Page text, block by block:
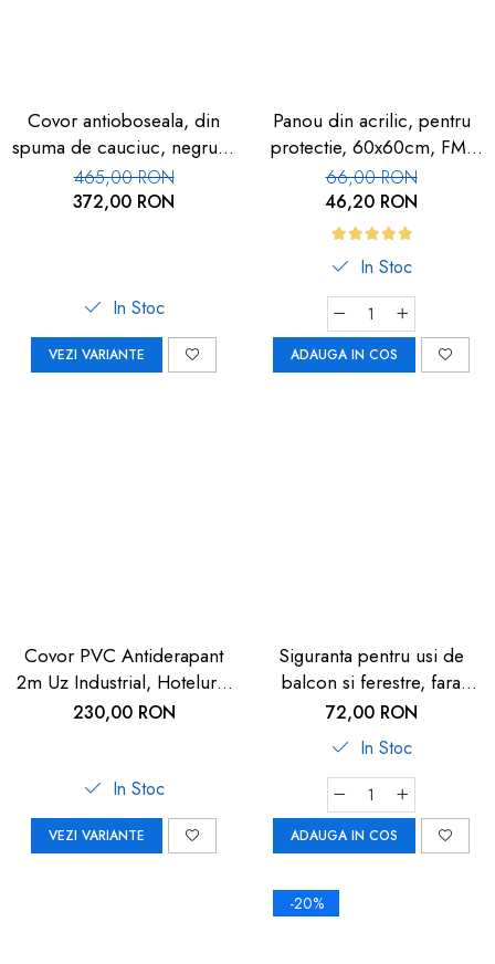
Covor antioboseala, din
spuma de cauciuc, negru, 1
buc
465,00 RON
372,00 RON
In Stoc
VEZI VARIANTE
Panou din acrilic, pentru
protectie, 60x60cm, FM-
113
66,00 RON
46,20 RON
In Stoc
ADAUGA IN COS
Covor PVC Antiderapant
2m Uz Industrial, Hoteluri |
Carboysafey
230,00 RON
In Stoc
VEZI VARIANTE
Siguranta pentru usi de
balcon si ferestre, fara
gaurire sau lipire, gri
antracit, Reer WinLock
70021
72,00 RON
In Stoc
ADAUGA IN COS
-20%